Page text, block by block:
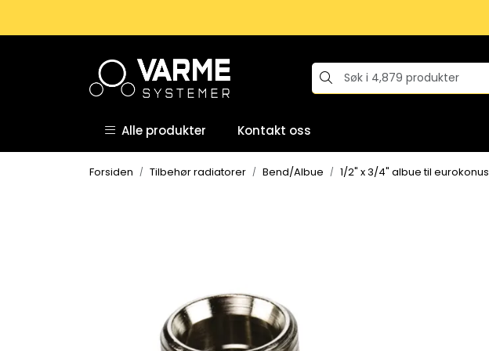
Alle produkter Kontakt oss
Forsiden Tilbehør radiatorer Bend/Albue 1/2" x 3/4" albue til eurokonus